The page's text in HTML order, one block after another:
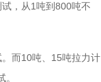
，从1吨到800吨不
而10吨、15吨拉力计